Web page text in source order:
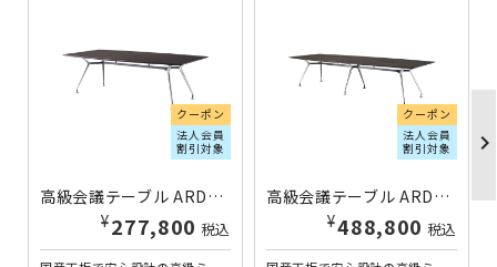
クーポン
法人会員
割引対象
高級会議テーブル ARDシリーズ W2400×D1200×H720 ワイヤリングBOX付き ダークウッド NI-ARD2412-W-DW | 625525
¥277,800 税込
クーポン
法人会員
割引対象
高級会議テーブル ARDシリーズ W3200×D1200×H720 ワイヤリングBOX付き ダークウッド NI-ARD3212-W-DW | 625529
¥488,800 税込
chevron_right